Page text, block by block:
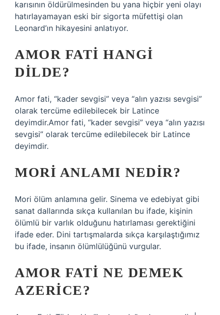
karısının öldürülmesinden bu yana hiçbir yeni olayı
hatırlayamayan eski bir sigorta müfettişi olan
Leonard’ın hikayesini anlatıyor.
AMOR FATI HANGI
DILDE?
Amor fati, “kader sevgisi” veya “alın yazısı sevgisi”
olarak tercüme edilebilecek bir Latince
deyimdir.Amor fati, “kader sevgisi” veya “alın yazısı
sevgisi” olarak tercüme edilebilecek bir Latince
deyimdir.
MORI ANLAMI NEDIR?
Mori ölüm anlamına gelir. Sinema ve edebiyat gibi
sanat dallarında sıkça kullanılan bu ifade, kişinin
ölümlü bir varlık olduğunu hatırlaması gerektiğini
ifade eder. Dini tartışmalarda sıkça karşılaştığımız
bu ifade, insanın ölümlülüğünü vurgular.
AMOR FATI NE DEMEK
AZERICE?